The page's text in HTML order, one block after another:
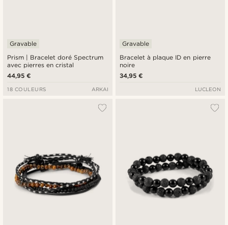
Prism | Bracelet doré Spectrum
avec pierres en cristal
Gravable
44,95 €
18 COULEURS ARKAI
Bracelet à plaque ID en pierre
noire
Gravable
34,95 €
LUCLEON